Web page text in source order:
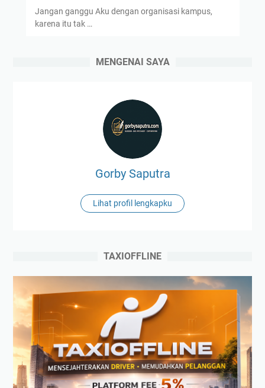
Jangan ganggu Aku dengan organisasi kampus,
karena itu tak …
MENGENAI SAYA
Gorby Saputra
Lihat profil lengkapku
TAXIOFFLINE